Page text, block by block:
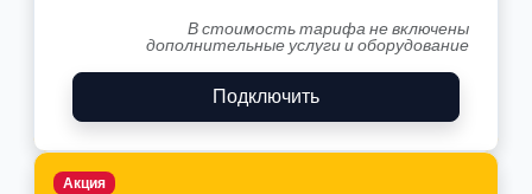
В стоимость тарифа не включены
дополнительные услуги и оборудование
Подключить
Акция